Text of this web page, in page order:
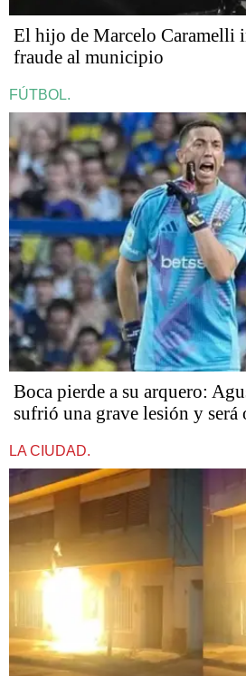
​​​​​El hijo de Marcelo Caramelli
fraude al municipio
FÚTBOL.
Boca pierde a su arquero:
sufrió una grave lesión y será
LA CIUDAD.